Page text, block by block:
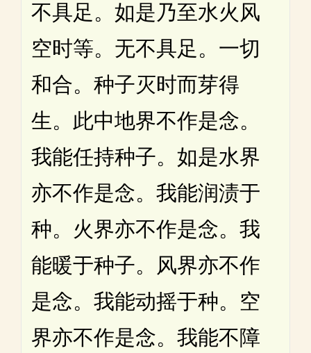
不具足。如是乃至水火风
空时等。无不具足。一切
和合。种子灭时而芽得
生。此中地界不作是念。
我能任持种子。如是水界
亦不作是念。我能润渍于
种。火界亦不作是念。我
能暖于种子。风界亦不作
是念。我能动摇于种。空
界亦不作是念。我能不障